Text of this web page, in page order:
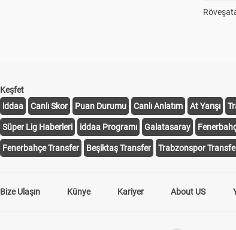
Keşfet
iddaa
Canlı Skor Puan Durumu Canlı Anlatım At Yarışı
Süper Lig Haberleri iddaa Programı Galatasaray
Fenerbahçe Transfer Beşiktaş Transfer Trabzonspor
Bize Ulaşın Künye Kariyer About US